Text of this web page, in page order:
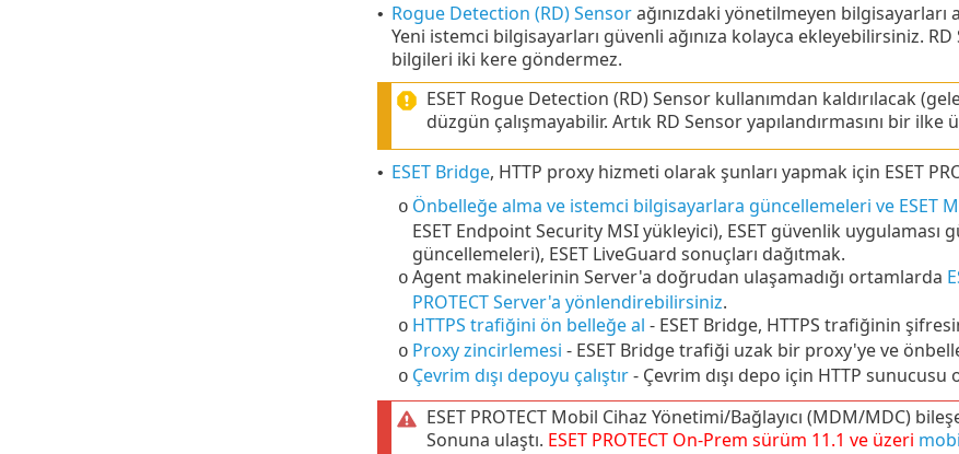
• Rogue Detection (RD) Sensorağınızdaki yönetilmeyen bilgisayarları
Yeni istemci bilgisayarları güvenli ağınıza kolayca ekleyebilirsiniz.
bilgileri iki kere göndermez.
ESET Rogue Detection (RD) Sensor kullanımdan kaldırılacak
düzgün çalışmayabilir. Artık RD Sensor yapılandırmasını bir
• ESET Bridge, HTTP proxy hizmeti olarak şunları yapmak için ESET
o Önbelleğe alma ve istemci bilgisayarlara güncellemeleri ve ESET
ESET Endpoint SecurityMSI yükleyici), ESET güvenlik
güncellemeleri), ESET LiveGuard sonuçları dağıtmak.
o Agent makinelerinin Server'a doğrudan ulaşamadığı ortamlarda
PROTECT Server'a yönlendirebilirsiniz.
o HTTPS trafiğini ön belleğe al - ESET Bridge, HTTPS trafiğinin
o Proxy zincirlemesi - ESET Bridge trafiği uzak bir proxy'ye ve
o Çevrim dışı depoyu çalıştır- Çevrim dışı depo için HTTP
ESET PROTECT Mobil Cihaz Yönetimi/Bağlayıcı (MDM/MDC)
Sonuna ulaştı. ESET PROTECT On-Prem sürüm 11.1 ve üzeri